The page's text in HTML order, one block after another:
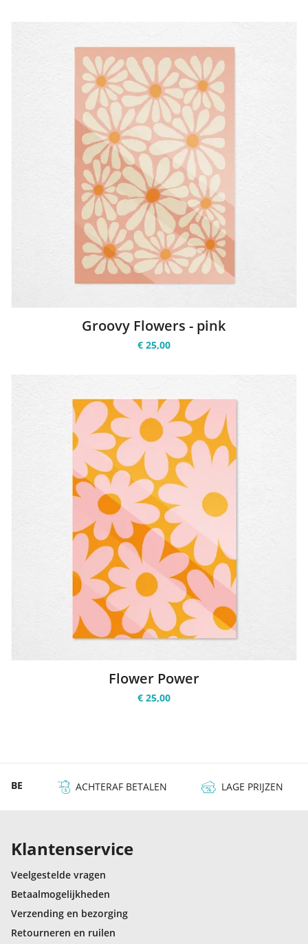
Groovy Flowers - pink
€ 25,00
Flower Power
€ 25,00
LAGE PRIJZEN BESTE KWALITEIT
Klantenservice
Veelgestelde vragen
Betaalmogelijkheden
Verzending en bezorging
Retourneren en ruilen